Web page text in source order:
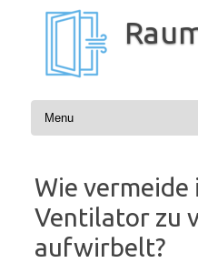
Inhalt
Wie vermeide
Ventilator zu
aufwirbelt?